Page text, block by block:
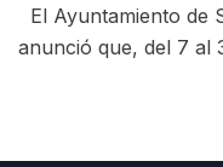
El Ayuntamiento de
anunció que, del 7 al